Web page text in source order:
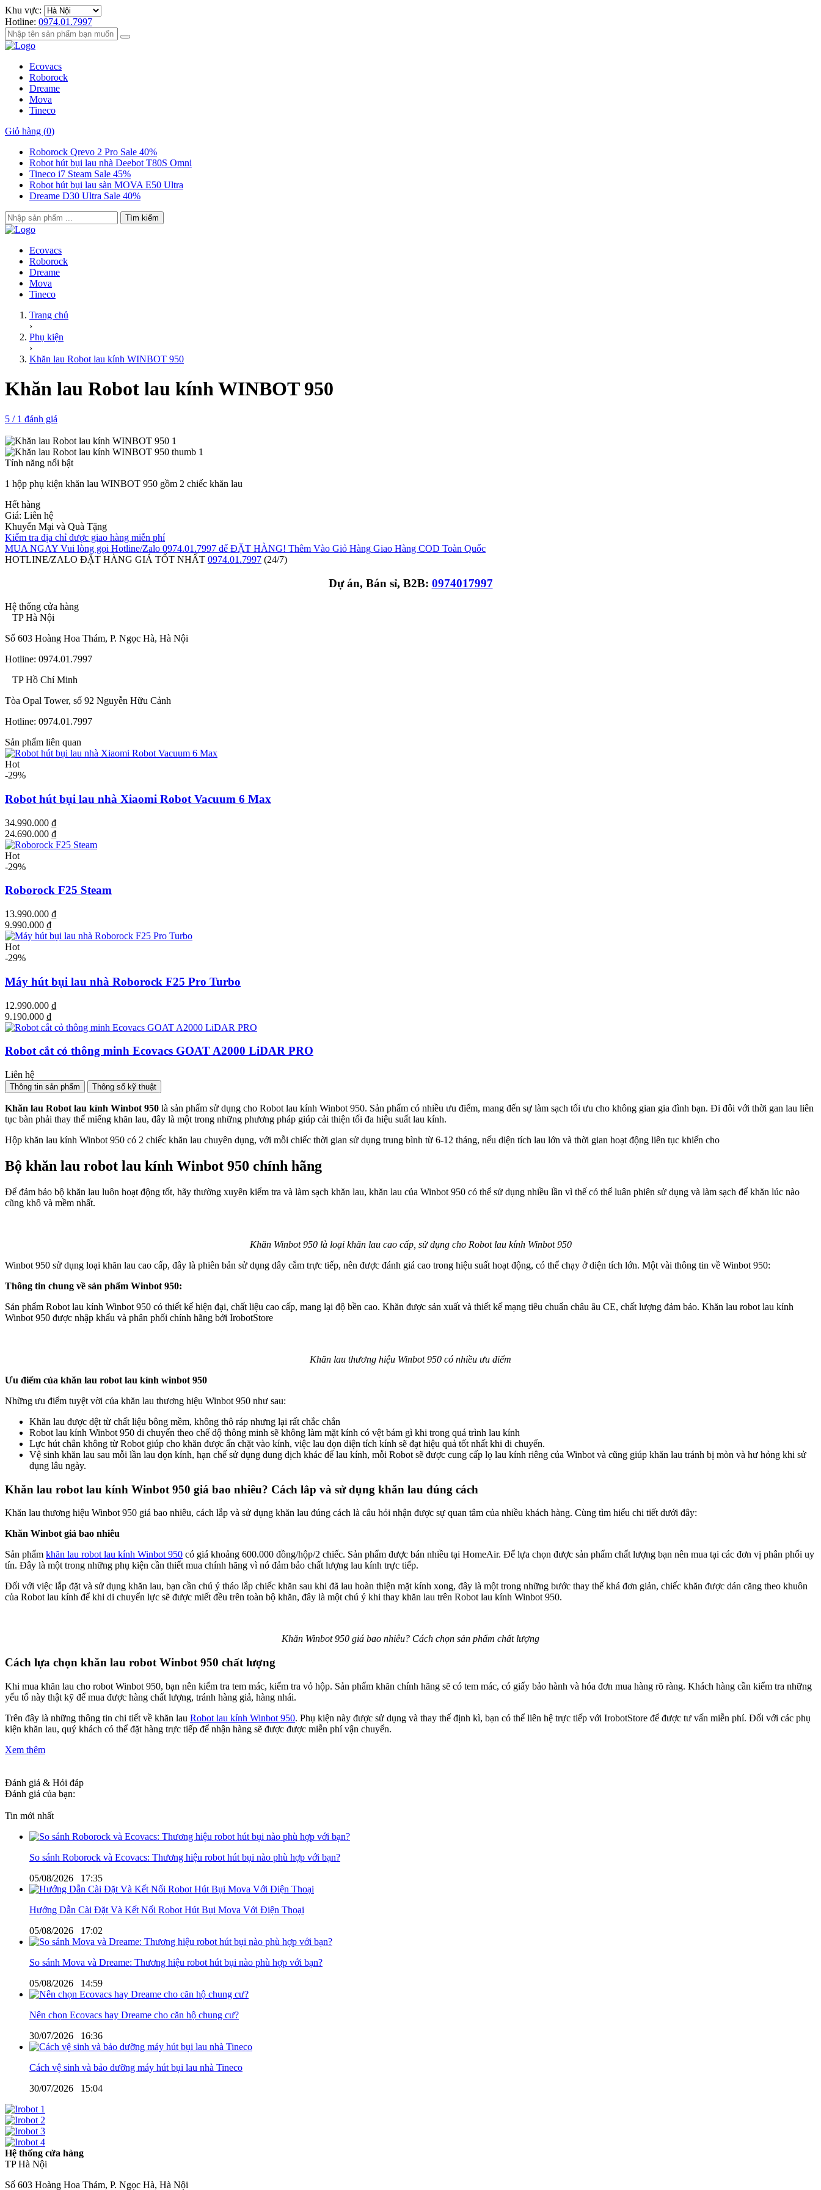
Khu vực:
Hotline: 0974.01.7997
Ecovacs
Roborock
Dreame
Mova
Tineco
Giỏ hàng (0)
Roborock Qrevo 2 Pro Sale 40%
Robot hút bụi lau nhà Deebot T80S Omni
Tineco i7 Steam Sale 45%
Robot hút bụi lau sàn MOVA E50 Ultra
Dreame D30 Ultra Sale 40%
Tìm kiếm
Ecovacs
Roborock
Dreame
Mova
Tineco
Trang chủ
›
Phụ kiện
›
Khăn lau Robot lau kính WINBOT 950
Khăn lau Robot lau kính WINBOT 950
5 / 1 đánh giá
Tính năng nổi bật
1 hộp phụ kiện khăn lau WINBOT 950 gồm 2 chiếc khăn lau
Hết hàng
Giá: Liên hệ
Khuyến Mại và Quà Tặng
Kiểm tra địa chỉ được giao hàng miễn phí
MUA NGAY Vui lòng gọi Hotline/Zalo 0974.01.7997 để ĐẶT HÀNG! Thêm Vào Giỏ Hàng Giao Hàng COD Toàn Quốc
HOTLINE/ZALO ĐẶT HÀNG GIÁ TỐT NHẤT 0974.01.7997 (24/7)
Dự án, Bán sỉ, B2B: 0974017997
Hệ thống cửa hàng
TP Hà Nội
Số 603 Hoàng Hoa Thám, P. Ngọc Hà, Hà Nội
Hotline: 0974.01.7997
TP Hồ Chí Minh
Tòa Opal Tower, số 92 Nguyễn Hữu Cảnh
Hotline: 0974.01.7997
Sản phẩm liên quan
Hot
-29%
Robot hút bụi lau nhà Xiaomi Robot Vacuum 6 Max
34.990.000 ₫
24.690.000 ₫
Hot
-29%
Roborock F25 Steam
13.990.000 ₫
9.990.000 ₫
Hot
-29%
Máy hút bụi lau nhà Roborock F25 Pro Turbo
12.990.000 ₫
9.190.000 ₫
Robot cắt cỏ thông minh Ecovacs GOAT A2000 LiDAR PRO
Liên hệ
Thông tin sản phẩm Thông số kỹ thuật
Khăn lau Robot lau kính Winbot 950 là sản phẩm sử dụng cho Robot lau kính Winbot 950. Sản phẩm có nhiều ưu điểm, mang đến sự làm sạch tối ưu cho không gian gia đình bạn. Đi đôi với thời gan lau liên
tục bàn phải thay thế miếng khăn lau, đây là một trong những phương pháp giúp cải thiện tối đa hiệu suất lau kính.
Hộp khăn lau kính Winbot 950 có 2 chiếc khăn lau chuyên dụng, với mỗi chiếc thời gian sử dụng trung bình từ 6-12 tháng, nếu diện tích lau lớn và thời gian hoạt động liên tục khiến cho
Bộ khăn lau robot lau kính Winbot 950 chính hãng
Để đảm bảo bộ khăn lau luôn hoạt động tốt, hãy thường xuyên kiểm tra và làm sạch khăn lau, khăn lau của Winbot 950 có thể sử dụng nhiều lần vì thế có thể luân phiên sử dụng và làm sạch để khăn lúc nào
cũng khô và mềm nhất.
Khăn Winbot 950 là loại khăn lau cao cấp, sử dụng cho Robot lau kính Winbot 950
Winbot 950 sử dụng loại khăn lau cao cấp, đây là phiên bản sử dụng dây cắm trực tiếp, nên được đánh giá cao trong hiệu suất hoạt động, có thể chạy ở diện tích lớn. Một vài thông tin về Winbot 950:
Thông tin chung về sản phẩm Winbot 950:
Sản phẩm Robot lau kính Winbot 950 có thiết kế hiện đại, chất liệu cao cấp, mang lại độ bền cao. Khăn được sản xuất và thiết kế mạng tiêu chuẩn châu âu CE, chất lượng đảm bảo. Khăn lau robot lau kính
Winbot 950 được nhập khẩu và phân phối chính hãng bởi IrobotStore
Khăn lau thương hiệu Winbot 950 có nhiều ưu điểm
Ưu điểm của khăn lau robot lau kính winbot 950
Những ưu điểm tuyệt vời của khăn lau thương hiệu Winbot 950 như sau:
Khăn lau được dệt từ chất liệu bông mềm, không thô ráp nhưng lại rất chắc chắn
Robot lau kính Winbot 950 di chuyển theo chế dộ thông minh sẽ không làm mặt kính có vệt bám gì khi trong quá trình lau kính
Lực hút chân không từ Robot giúp cho khăn được ấn chặt vào kính, việc lau dọn diện tích kính sẽ đạt hiệu quả tốt nhất khi di chuyển.
Vệ sinh khăn lau sau mỗi lần lau dọn kính, hạn chế sử dụng dung dịch khác để lau kính, mỗi Robot sẽ được cung cấp lọ lau kính riêng của Winbot và cũng giúp khăn lau tránh bị mòn và hư hỏng khi sử
dụng lâu ngày.
Khăn lau robot lau kính Winbot 950 giá bao nhiêu? Cách lắp và sử dụng khăn lau đúng cách
Khăn lau thương hiệu Winbot 950 giá bao nhiêu, cách lắp và sử dụng khăn lau đúng cách là câu hỏi nhận được sự quan tâm của nhiều khách hàng. Cùng tìm hiểu chi tiết dưới đây:
Khăn Winbot giá bao nhiêu
Sản phẩm khăn lau robot lau kính Winbot 950 có giá khoảng 600.000 đồng/hộp/2 chiếc. Sản phẩm được bán nhiều tại HomeAir. Để lựa chọn được sản phẩm chất lượng bạn nên mua tại các đơn vị phân phối uy
tín. Đây là một trong những phụ kiện cần thiết mua chính hãng vì nó đảm bảo chất lượng lau kính trực tiếp.
Đối với việc lắp đặt và sử dụng khăn lau, bạn cần chú ý tháo lắp chiếc khăn sau khi đã lau hoàn thiện mặt kính xong, đây là một trong những bước thay thế khá đơn giản, chiếc khăn được dán căng theo khuôn
của Robot lau kính để khi di chuyển lực sẽ được miết đều trên toàn bộ khăn, đây là một chú ý khi thay khăn lau trên Robot lau kính Winbot 950.
Khăn Winbot 950 giá bao nhiêu? Cách chọn sản phẩm chất lượng
Cách lựa chọn khăn lau robot Winbot 950 chất lượng
Khi mua khăn lau cho robot Winbot 950, bạn nên kiểm tra tem mác, kiểm tra vỏ hộp. Sản phẩm khăn chính hãng sẽ có tem mác, có giấy bảo hành và hóa đơn mua hàng rõ ràng. Khách hàng cần kiểm tra những
yếu tố này thật kỹ để mua được hàng chất lượng, tránh hàng giả, hàng nhái.
Trên đây là những thông tin chi tiết về khăn lau Robot lau kính Winbot 950. Phụ kiện này được sử dụng và thay thế định kì, bạn có thể liên hệ trực tiếp với IrobotStore để được tư vấn miễn phí. Đối với các phụ
kiện khăn lau, quý khách có thể đặt hàng trực tiếp để nhận hàng sẽ được được miễn phí vận chuyển.
Xem thêm
Đánh giá & Hỏi đáp
Đánh giá của bạn:
Tin mới nhất
So sánh Roborock và Ecovacs: Thương hiệu robot hút bụi nào phù hợp với bạn?
05/08/2026 17:35
Hướng Dẫn Cài Đặt Và Kết Nối Robot Hút Bụi Mova Với Điện Thoại
05/08/2026 17:02
So sánh Mova và Dreame: Thương hiệu robot hút bụi nào phù hợp với bạn?
05/08/2026 14:59
Nên chọn Ecovacs hay Dreame cho căn hộ chung cư?
30/07/2026 16:36
Cách vệ sinh và bảo dưỡng máy hút bụi lau nhà Tineco
30/07/2026 15:04
Hệ thống cửa hàng
TP Hà Nội
Số 603 Hoàng Hoa Thám, P. Ngọc Hà, Hà Nội